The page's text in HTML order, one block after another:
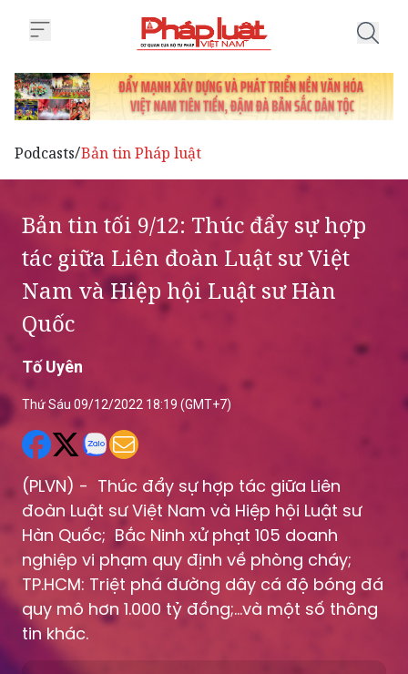
Podcasts/Bản tin Pháp luật
Bản tin tối 9/12: Thúc đẩy sự hợp
tác giữa Liên đoàn Luật sư Việt
Nam và Hiệp hội Luật sư Hàn
Quốc
Tố Uyên
Thứ Sáu 09/12/2022 18:19 (GMT+7)
(PLVN) - Thúc đẩy sự hợp tác giữa Liên
đoàn Luật sư Việt Nam và Hiệp hội Luật sư
Hàn Quốc; Bắc Ninh xử phạt 105 doanh
nghiệp vi phạm quy định về phòng cháy;
TP.HCM: Triệt phá đường dây cá độ bóng đá
quy mô hơn 1.000 tỷ đồng;...và một số thông
tin khác.